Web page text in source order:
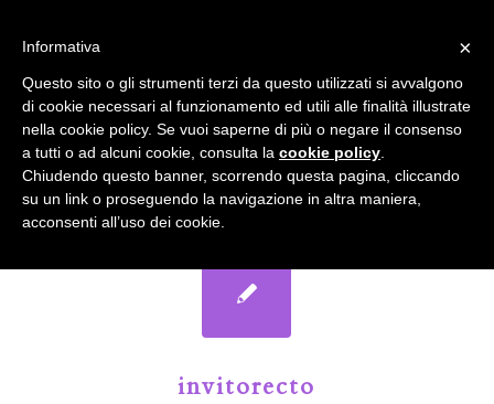
Il Blog del Garden Club di Bologna
invitorecto
accetta l'uso dei cookies previsto nella pagina dedicata.
Fai clic per abilitare/disabilitare il tracciamento di
Google Analytics.
OK Privacy e cookie policy
×
Informativa
Questo sito o gli strumenti terzi da questo utilizzati si avvalgono
di cookie necessari al funzionamento ed utili alle finalità illustrate
nella cookie policy. Se vuoi saperne di più o negare il consenso
a tutti o ad alcuni cookie, consulta la cookie policy
Chiudendo questo banner, scorrendo questa pagina, cliccando
su un link o proseguendo la navigazione in altra maniera,
acconsenti all’uso dei cookie.